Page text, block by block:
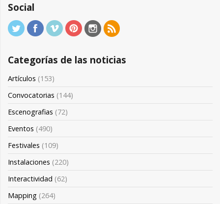
Social
Categorías de las noticias
Artículos (153)
Convocatorias (144)
Escenografias (72)
Eventos (490)
Festivales (109)
Instalaciones (220)
Interactividad (62)
Mapping (264)